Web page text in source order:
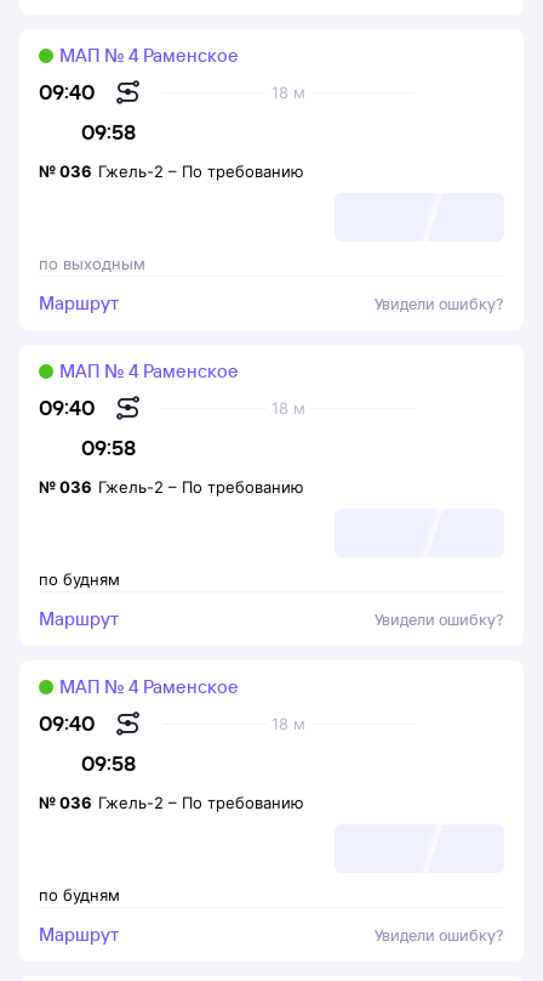
09:40
09:58
18 м
МАП № 4 Раменское
по выходным
№036 Гжель-2 – По требованию
Маршрут Увидели ошибку?
09:40
09:58
18 м
МАП № 4 Раменское
по будням
№036 Гжель-2 – По требованию
Маршрут Увидели ошибку?
09:40
09:58
18 м
МАП № 4 Раменское
по будням
№036 Гжель-2 – По требованию
Маршрут Увидели ошибку?